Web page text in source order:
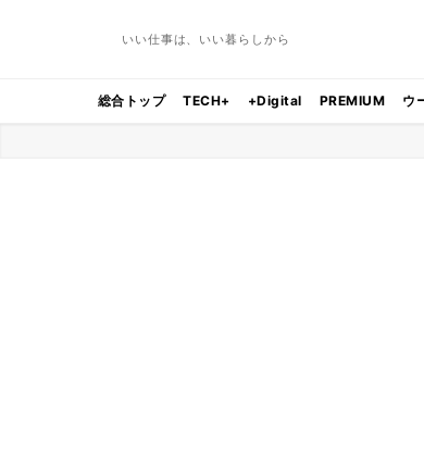
いい仕事は、いい暮らしから
総合トップ TECH+ +Digital PREMIUM ウ